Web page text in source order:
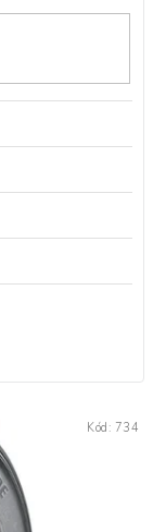
Kód: 734